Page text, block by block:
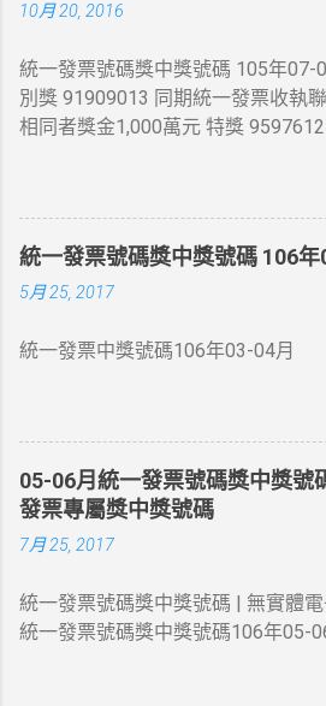
10月 20, 2016
統一發票號碼獎中獎號碼 105年07-
別獎 91909013 同期統一發票收執
相同者獎金1,000萬元 特獎
、 41876525 、 86331065 同期統
與上列號碼相同者獎金20萬元 二獎
7 位數號碼與頭獎中獎號碼末7 位相
獎 同期統一發票收執聯末6 位數號
相同者各得獎金1 萬元 四獎 同期統
期統一發票收執聯末4 位數號碼與頭
與頭獎中獎號碼末3 位相同者各得
352 、 672 、 731 、 214 同期統
碼與上列號碼相同者各得獎金 2 百
月06日起至106年01月05日止
統一發票號碼獎中獎號碼 106年
5月 25, 2017
統一發票中獎號碼106年03-04月
05-06月統一發票號碼獎中獎號
發票專屬獎中獎號碼
7月 25, 2017
統一發票號碼獎中獎號碼 | 無實體
統一發票號碼獎中獎號碼106年05-